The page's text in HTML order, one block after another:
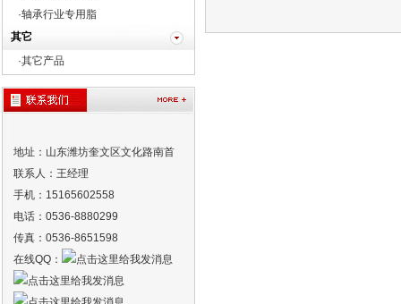
·轴承行业专用脂
其它
·其它产品
地址：山东潍坊奎文区文化路南首
联系人：王经理
手机：15165602558
电话：0536-8880299
传真：0536-8651598
在线QQ：